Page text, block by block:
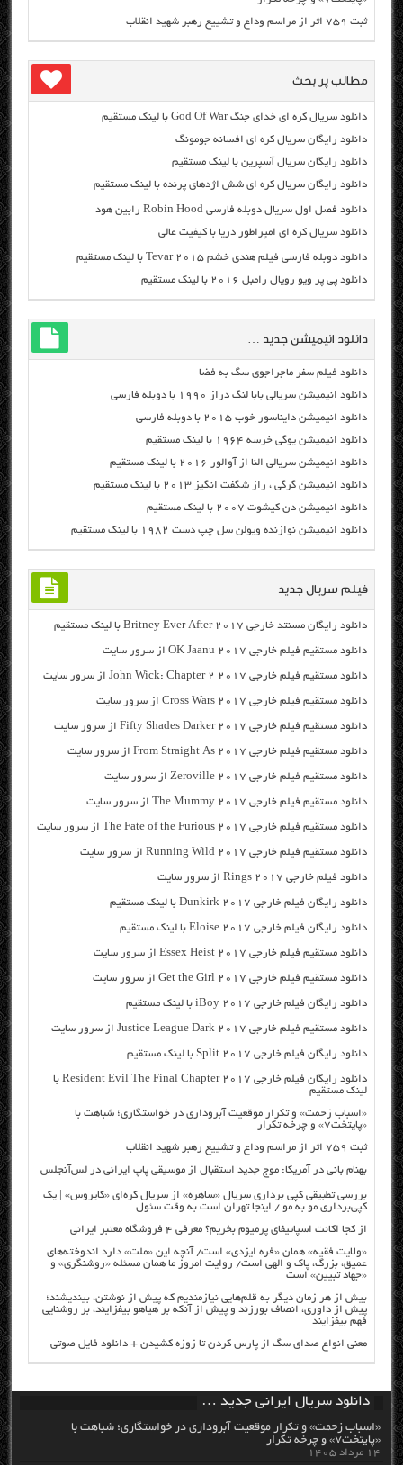
ثبت ۷۵۹ اثر از مراسم وداع و تشییع رهبر شهید انقلاب
مطالب پر بحث
دانلود سریال کره ای خدای جنگ God Of War با لینک مستقیم
دانلود رایگان سریال کره ای افسانه جومونگ
دانلود رایگان سریال آسپرین با لینک مستقیم
دانلود رایگان سریال کره ای شش اژدهای پرنده با لینک مستقیم
دانلود فصل اول سریال دوبله فارسی Robin Hood رابین هود
دانلود سریال کره ای امپراطور دریا با کیفیت عالی
دانلود دوبله فارسی فیلم هندی خشم Tevar ۲۰۱۵ با لینک مستقیم
دانلود پی پر ویو رویال رامبل ۲۰۱۶ با لینک مستقیم
دانلود انیمیشن جدید …
دانلود فیلم سفر ماجراجوی سگ به فضا
دانلود انیمیشن سریالی بابا لنگ دراز ۱۹۹۰ با دوبله فارسی
دانلود انیمیشن دایناسور خوب ۲۰۱۵ با دوبله فارسی
دانلود انیمیشن یوگی خرسه ۱۹۶۴ با لینک مستقیم
دانلود انیمیشن سریالی النا از آوالور ۲۰۱۶ با لینک مستقیم
دانلود انیمیشن گرگی ، راز شگفت انگیز ۲۰۱۳ با لینک مستقیم
دانلود انیمیشن دن کیشوت ۲۰۰۷ با لینک مستقیم
دانلود انیمیشن نوازنده ویولن سل چپ دست ۱۹۸۲ با لینک مستقیم
فیلم سریال جدید
دانلود رایگان مسنتد خارجی Britney Ever After 2017 با لینک مستقیم
دانلود مستقیم فیلم خارجی OK Jaanu 2017 از سرور سایت
دانلود مستقیم فیلم خارجی John Wick: Chapter 2 2017 از سرور سایت
دانلود مستقیم فیلم خارجی Cross Wars 2017 از سرور سایت
دانلود مستقیم فیلم خارجی Fifty Shades Darker 2017 از سرور سایت
دانلود مستقیم فیلم خارجی From Straight As 2017 از سرور سایت
دانلود مستقیم فیلم خارجی Zeroville 2017 از سرور سایت
دانلود مستقیم فیلم خارجی The Mummy 2017 از سرور سایت
دانلود مستقیم فیلم خارجی The Fate of the Furious 2017 از سرور سایت
دانلود مستقیم فیلم خارجی Running Wild 2017 از سرور سایت
دانلود فیلم خارجی Rings 2017 از سرور سایت
دانلود رایگان فیلم خارجی Dunkirk 2017 با لینک مستقیم
دانلود رایگان فیلم خارجی Eloise 2017 با لینک مستقیم
دانلود مستقیم فیلم خارجی Essex Heist 2017 از سرور سایت
دانلود مستقیم فیلم خارجی Get the Girl 2017 از سرور سایت
دانلود رایگان فیلم خارجی iBoy 2017 با لینک مستقیم
دانلود مستقیم فیلم خارجی Justice League Dark 2017 از سرور سایت
دانلود رایگان فیلم خارجی Split 2017 با لینک مستقیم
دانلود رایگان فیلم خارجی Resident Evil The Final Chapter 2017 با
لینک مستقیم
«اسباب زحمت» و تکرار موقعیت آبروداری در خواستگاری؛ شباهت با
«پایتخت۷» و چرخه تکرار
ثبت ۷۵۹ اثر از مراسم وداع و تشییع رهبر شهید انقلاب
بهنام بانی در آمریکا: موج جدید استقبال از موسیقی پاپ ایرانی در لس‌آنجلس
بررسی تطبیقی کپی برداری سریال «ساهره» از سریال کره‌ای «کایروس» | یک
کپی‌برداری مو به مو / اینجا تهران است به وقت سئول
از کجا اکانت اسپاتیفای پرمیوم بخریم؟ معرفی ۴ فروشگاه معتبر ایرانی
«ولایت فقیه» همان «فره ایزدی» است/ آنچه این «ملت» دارد اندوخته‌های
عمیق، بزرگ، پاک و الهی است/ روایت امروز ما همان مسئله «روشنگری» و
«جهاد تبیین» است
بیش از هر زمان دیگر به قلم‌هایی نیازمندیم که پیش از نوشتن، بیندیشند؛
پیش از داوری، انصاف بورزند و پیش از آنکه بر هیاهو بیفزایند، بر روشنایی
فهم بیفزایند
معنی انواع صدای سگ از پارس کردن تا زوزه کشیدن + دانلود فایل صوتی
دانلود سریال ایرانی جدید …
«اسباب زحمت» و تکرار موقعیت آبروداری در خواستگاری؛ شباهت با
«پایتخت۷» و چرخه تکرار
۱۴ مرداد ۱۴۰۵